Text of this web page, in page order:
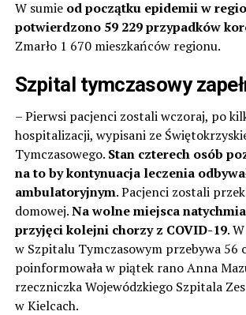
W sumie od początku epidemii w
potwierdzono 59 229 przypadków
Zmarło 1 670 mieszkańców regionu.
Szpital tymczasowy
– Pierwsi pacjenci zostali wczoraj, po
hospitalizacji, wypisani ze
Tymczasowego. Stan czterech osób
na to by kontynuacja leczenia
ambulatoryjnym. Pacjenci zostali
domowej.Na wolne miejsca
przyjęci kolejni chorzy z COVID-19.
w Szpitalu Tymczasowym przebywa 56
poinformowała w piątek rano Anna
rzeczniczka Wojewódzkiego Szpitala
w Kielcach.